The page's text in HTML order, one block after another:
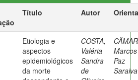
Título Autor
Etiologia e
aspectos
epidemiológicos
da morte
COSTA,
Valéria
Sandra
de
Marcos
Paz
Saraiva